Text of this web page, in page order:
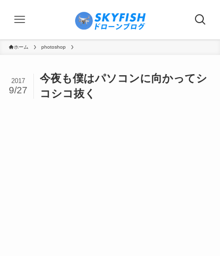
ホーム photoshop
今夜も僕はパソコンに向かってシ
コシコ抜く
2017
9/27